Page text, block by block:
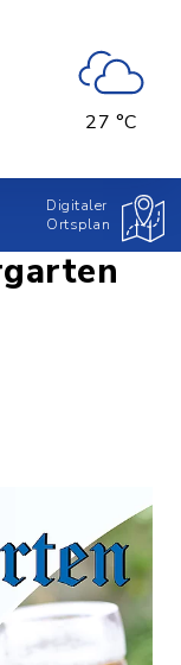
27 °C
Digitaler
Ortsplan